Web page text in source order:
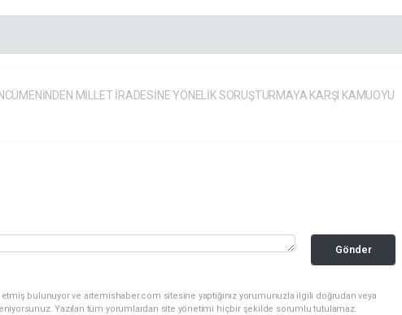
MİLLET İRADESİNE YÖNELİK SORUŞTURMAYA KARŞI KAMUOYU
Gönder
etmiş bulunuyor ve artemishaber.com sitesine yaptığınız yorumunuzla ilgili doğrudan veya
Yazılan tüm yorumlardan site yönetimi hiçbir şekilde sorumlu tutulamaz.